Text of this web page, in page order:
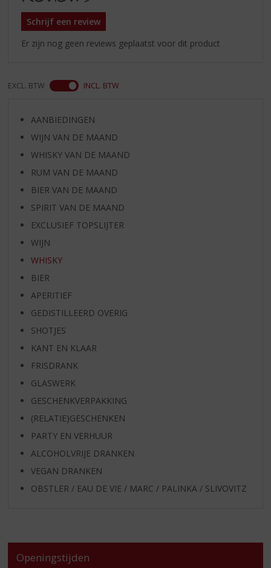
Schrijf een review
Er zijn nog geen reviews geplaatst voor dit product
EXCL. BTW INCL. BTW
AANBIEDINGEN
WIJN VAN DE MAAND
WHISKY VAN DE MAAND
RUM VAN DE MAAND
BIER VAN DE MAAND
SPIRIT VAN DE MAAND
EXCLUSIEF TOPSLIJTER
WIJN
WHISKY
BIER
APERITIEF
GEDISTILLEERD OVERIG
SHOTJES
KANT EN KLAAR
FRISDRANK
GLASWERK
GESCHENKVERPAKKING
(RELATIE)GESCHENKEN
PARTY EN VERHUUR
ALCOHOLVRIJE DRANKEN
VEGAN DRANKEN
OBSTLER / EAU DE VIE / MARC / PALINKA / SLIVOVITZ
Openingstijden